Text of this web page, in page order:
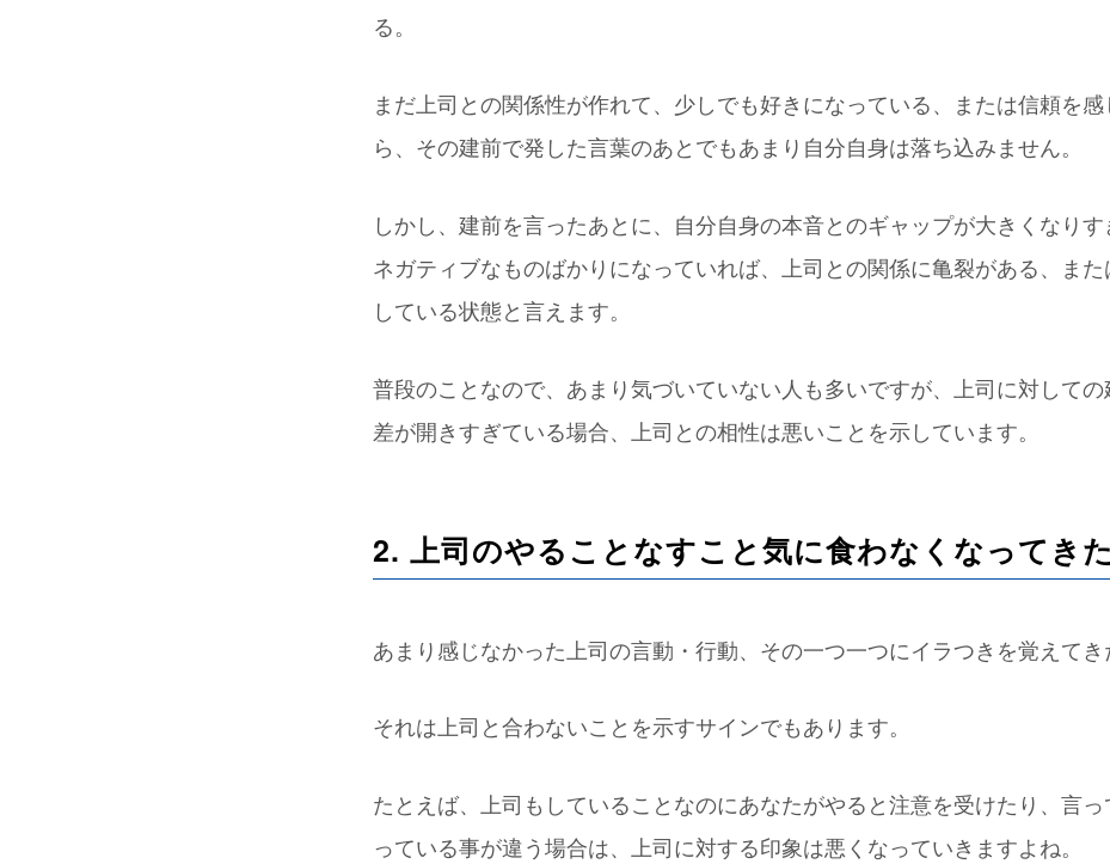
る。
まだ上司との関係性が作れて、少しでも好きになっている、または信頼を
ら、その建前で発した言葉のあとでもあまり自分自身は落ち込みません。
しかし、建前を言ったあとに、自分自身の本音とのギャップが大きくなり
ネガティブなものばかりになっていれば、上司との関係に亀裂がある、ま
している状態と言えます。
普段のことなので、あまり気づいていない人も多いですが、上司に対して
差が開きすぎている場合、上司との相性は悪いことを示しています。
2. 上司のやることなすこと気に食わなくなってきた
あまり感じなかった上司の言動・行動、その一つ一つにイラつきを覚えてき
それは上司と合わないことを示すサインでもあります。
たとえば、上司もしていることなのにあなたがやると注意を受けたり、言
っている事が違う場合は、上司に対する印象は悪くなっていきますよね。